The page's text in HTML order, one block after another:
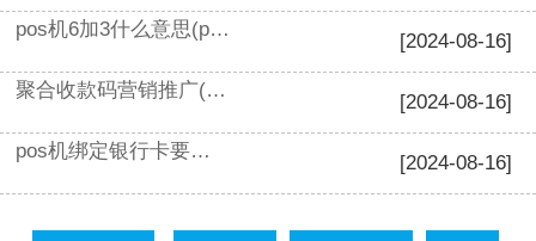
[2024-08-16]
pos机6加3什么意思(pos机费率0.68+3是什么意思)
[2024-08-16]
聚合收款码营销推广(万能收款码)
[2024-08-16]
pos机绑定银行卡要多久(解除pos机和银行卡绑定)